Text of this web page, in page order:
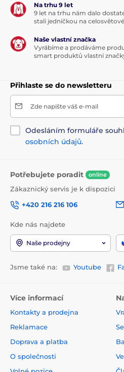
Na trhu 9 let
9 let na trhu nám dalo
stali jedničkou na
Naše vlastní značka
Vyrábíme a prodáváme
smart produktů vlastní
Přihlaste se do newsletteru
Zde napište váš e-mail
Odesláním formuláře
osobních údajů.
Potřebujete poradit online
Zákaznický servis je k dispozici
+420 216 216 106
Kde nás najdete
Naše prodejny
Jsme také na: Youtube
Více informací
Kontakty a prodejna
Reklamace
Doprava a platba
O společnosti